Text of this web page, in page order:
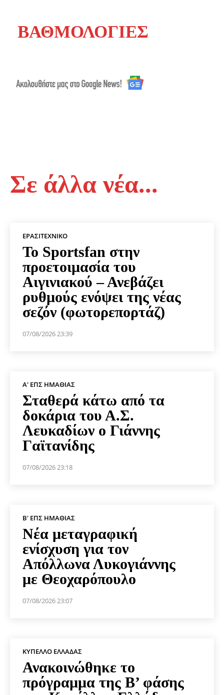
ΒΑΘΜΟΛΟΓΙΕΣ
Σε άλλα νέα...
ΕΡΑΣΙΤΕΧΝΙΚΟ
Το Sportsfan στην
προετοιμασία του
Αιγινιακού – Ανεβάζει
ρυθμούς ενόψει της νέας
σεζόν (φωτορεπορτάζ)
07/08/2026 23:39
Α' ΕΠΣ ΗΜΑΘΊΑΣ
Σταθερά κάτω από τα
δοκάρια του Α.Σ.
Λευκαδίων ο Γιάννης
Γαϊτανίδης
07/08/2026 23:18
Β' ΕΠΣ ΗΜΑΘΊΑΣ
Νέα μεταγραφική
ενίσχυση για τον
Απόλλωνα Λυκογιάννης
με Θεοχαρόπουλο
07/08/2026 23:07
ΚΎΠΕΛΛΟ ΕΛΛΆΔΑΣ
Ανακοινώθηκε το
πρόγραμμα της Β’ φάσης